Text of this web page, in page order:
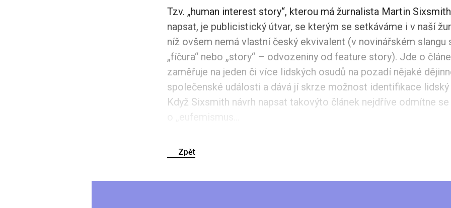
Tzv. „human interest story“, kterou má žurnalista Martin
napsat, je publicistický útvar, se kterým se setkáváme i v naší
níž ovšem nemá vlastní český ekvivalent (v novinářském slangu
„fíčura“ nebo „story“ – odvozeniny od feature story). Jde o
zaměřuje na jeden či více lidských osudů na pozadí nějaké
společenské události a dává jí skrze možnost identifikace
Když Sixsmith návrh napsat takovýto článek nejdříve odmítne
o „eufemismus...
Zpět